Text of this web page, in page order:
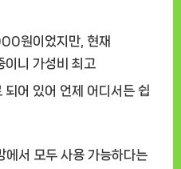
원이었지만, 현재
니 가성비 최고
어 있어 언제 어디서든 쉽
에서 모두 사용 가능하다는